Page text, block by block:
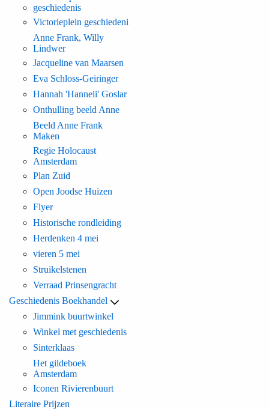
geschiedenis
Victorieplein geschiedeni
Anne Frank, Willy
Lindwer
Jacqueline van Maarsen
Eva Schloss-Geiringer
Hannah 'Hanneli' Goslar
Onthulling beeld Anne
Beeld Anne Frank
Maken
Regie Holocaust
Amsterdam
Plan Zuid
Open Joodse Huizen
Flyer
Historische rondleiding
Herdenken 4 mei
vieren 5 mei
Struikelstenen
Verraad Prinsengracht
Geschiedenis Boekhandel
Jimmink buurtwinkel
Winkel met geschiedenis
Sinterklaas
Het gildeboek
Amsterdam
Iconen Rivierenbuurt
Literaire Prijzen